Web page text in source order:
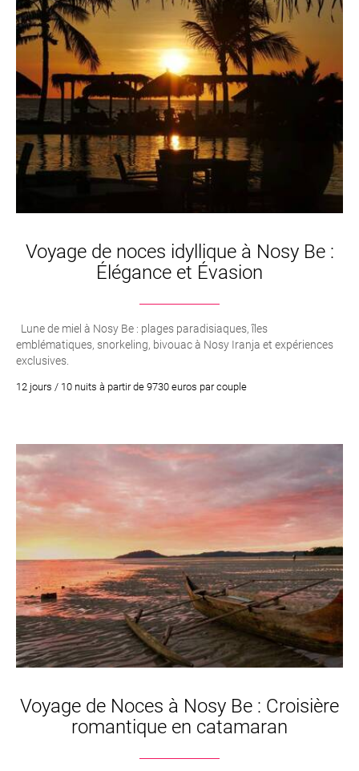
Voyage de noces idyllique à Nosy Be :
Élégance et Évasion
Lune de miel à Nosy Be : plages paradisiaques, îles
emblématiques, snorkeling, bivouac à Nosy Iranja et expériences
exclusives.
12 jours / 10 nuits à partir de 9730 euros par couple
Voyage de Noces à Nosy Be : Croisière
romantique en catamaran